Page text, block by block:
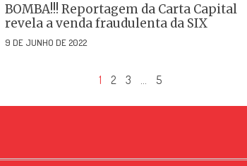
BOMBA!!! Reportagem da Carta Capital
revela a venda fraudulenta da SIX
9 DE JUNHO DE 2022
1 2 3 5